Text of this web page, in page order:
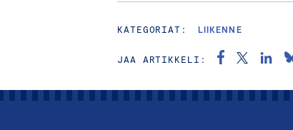
KATEGORIAT: LIIKENNE
JAA ARTIKKELI: